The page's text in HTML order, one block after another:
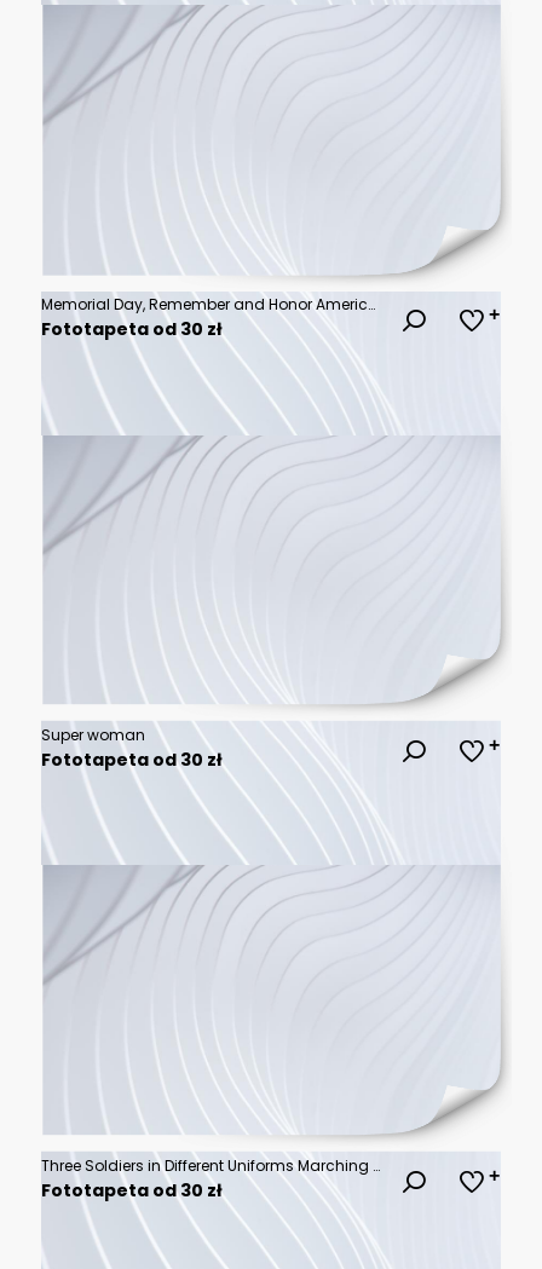
Memorial Day, Remember and Honor American Flag Patriotic Background, USA Celebration, Military Tribute and National Holiday Hero Concept
Fototapeta od 30 zł
Super woman
Fototapeta od 30 zł
Three Soldiers in Different Uniforms Marching Side by Side
Fototapeta od 30 zł